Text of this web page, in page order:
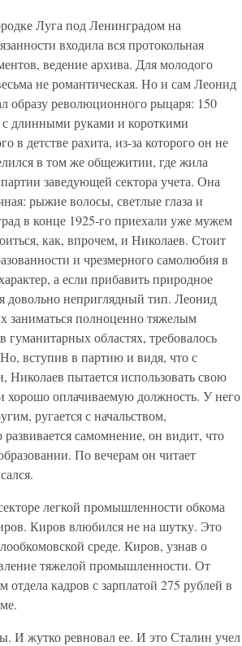
Луга под Ленинградом на
входила вся протокольная
ведение архива. Для молодого
не романтическая. Но и сам Леонид
образу революционного рыцаря: 150
длинными руками и короткими
в детстве рахита, из-за которого он не
в том же общежитии, где жила
заведующей сектора учета. Она
рыжие волосы, светлые глаза и
в конце 1925-го приехали уже мужем
как, впрочем, и Николаев. Стоит
и чрезмерного самолюбия в
а если прибавить природное
довольно неприглядный тип. Леонид
заниматься полноценно тяжелым
областях, требовалось
вступив в партию и видя, что с
пытается использовать свою
хорошо оплачиваемую должность. У него
ругается с начальством,
самомнение, он видит, что
По вечерам он читает
легкой промышленности обкома
Киров влюбился не на шутку. Это
среде. Киров, узнав о
тяжелой промышленности. От
кадров с зарплатой 275 рублей в
И жутко ревновал ее. И это Сталин учел